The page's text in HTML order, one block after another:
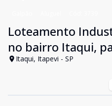
Loteamento
no bairro Itaqui,
Itaqui, Itapevi - SP